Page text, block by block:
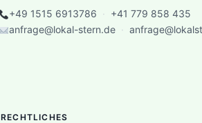
+49 1515 6913786 · +41 779 858 435
anfrage@lokal-stern.de ·
RECHTLICHES